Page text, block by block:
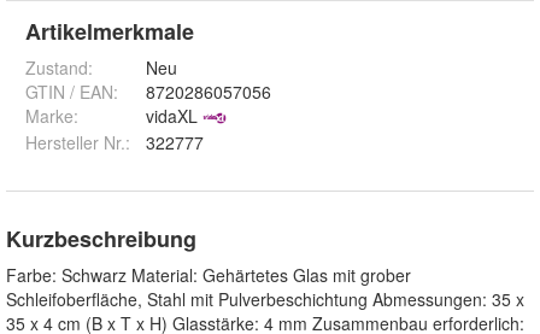
Artikelmerkmale
Zustand:
Neu
GTIN / EAN:
8720286057056
Marke:
vidaXL
Hersteller Nr.:
322777
Kurzbeschreibung
Farbe: Schwarz Material: Gehärtetes Glas mit grober
Schleifoberfläche, Stahl mit Pulverbeschichtung Abmessungen: 35 x
35 x 4 cm (B x T x H) Glasstärke: 4 mm Zusammenbau erforderlich: